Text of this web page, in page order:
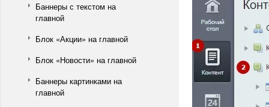
Баннеры с текстом на
главной
Блок «Акции» на главной
Блок «Новости» на главной
Баннеры картинками на
главной